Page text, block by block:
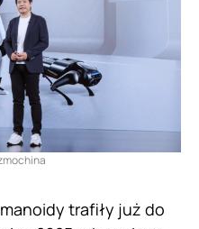
trafiły już do